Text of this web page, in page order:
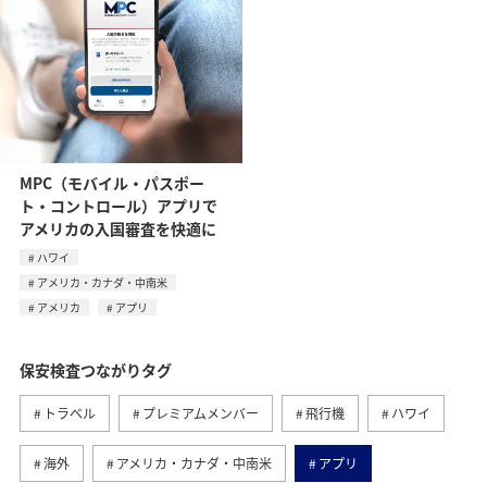
MPC（モバイル・パスポー
ト・コントロール）アプリで
アメリカの入国審査を快適に
ハワイ
アメリカ・カナダ・中南米
アメリカ
アプリ
保安検査つながりタグ
トラベル プレミアムメンバー 飛行機 ハワイ
海外 アメリカ・カナダ・中南米 アプリ